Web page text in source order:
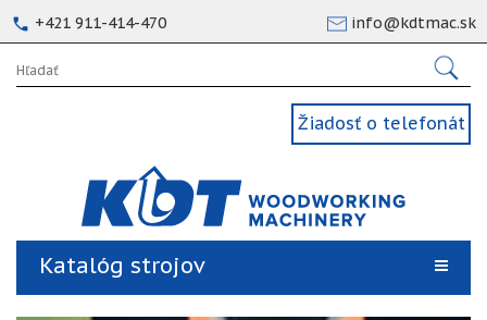
+421 911-414-470 info@kdtmac.sk
Žiadosť o telefonát
Katalóg strojov